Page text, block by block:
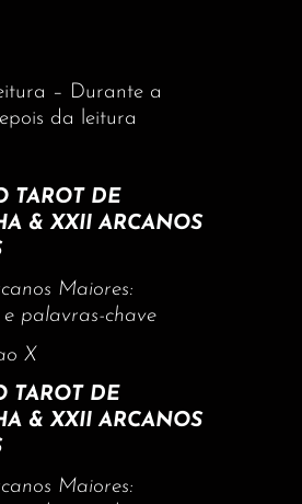
– Durante a
da leitura
TAROT DE
& XXII ARCANOS
Maiores:
palavras-chave
X
TAROT DE
& XXII ARCANOS
Maiores: